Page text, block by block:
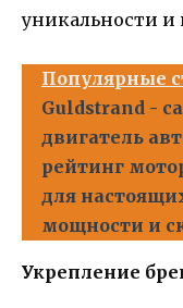
уникальности
Популярные
Guldstrand -
двигатель
рейтинг
для
мощности и
Укрепление